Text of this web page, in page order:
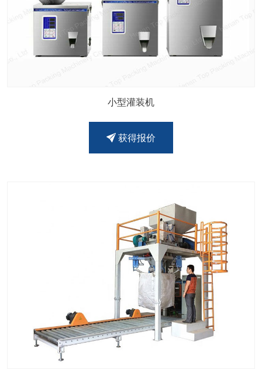
小型灌装机
获得报价